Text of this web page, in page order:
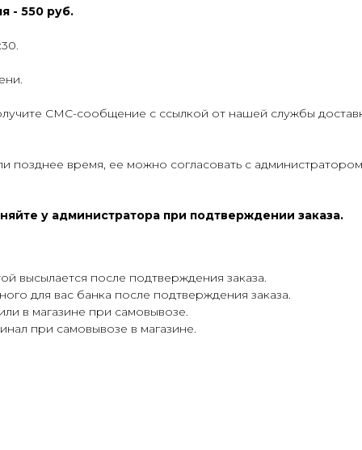
- 550 руб.
СМС-сообщение с ссылкой от нашей службы
позднее время, ее можно согласовать с
у администратора при подтверждении заказа.
высылается после подтверждения заказа.
для вас банка после подтверждения заказа.
в магазине при самовывозе.
при самовывозе в магазине.